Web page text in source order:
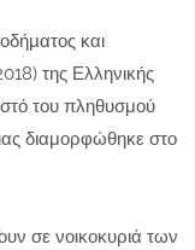
και
της Ελληνικής
του πληθυσμού
διαμορφώθηκε στο
σε νοικοκυριά των